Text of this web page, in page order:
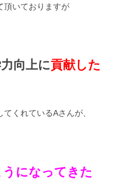
頂いておりますが
向上に貢献した
くれているAさんが、
になってきた